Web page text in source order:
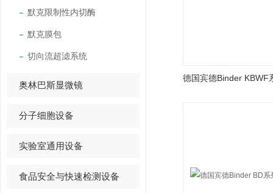
默克限制性内切酶
默克膜包
切向流超滤系统
奥林巴斯显微镜
分子细胞设备
实验室通用设备
食品安全与快速检测设备
德国宾德Binder KBWF